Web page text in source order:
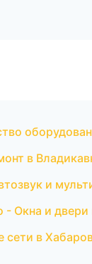
в
и
Окна и двери
в